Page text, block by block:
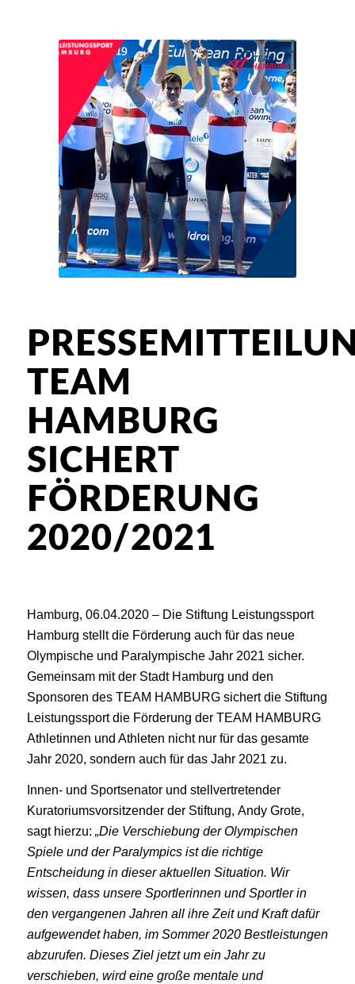
TEAM
HAMBURG
SICHERT
FÖRDERUNG
2020/2021
Hamburg, 06.04.2020 – Die Stiftung Leistungssport
Hamburg stellt die Förderung auch für das neue
Olympische und Paralympische Jahr 2021 sicher.
Gemeinsam mit der Stadt Hamburg und den
Sponsoren des TEAM HAMBURG sichert die Stiftung
Leistungssport die Förderung der TEAM HAMBURG
Athletinnen und Athleten nicht nur für das gesamte
Jahr 2020, sondern auch für das Jahr 2021 zu.
Innen- und Sportsenator und stellvertretender
Kuratoriumsvorsitzender der Stiftung, Andy Grote,
sagt hierzu: „Die Verschiebung der Olympischen
Spiele und der Paralympics ist die richtige
Entscheidung in dieser aktuellen Situation. Wir
wissen, dass unsere Sportlerinnen und Sportler in
den vergangenen Jahren all ihre Zeit und Kraft dafür
aufgewendet haben, im Sommer 2020 Bestleistungen
abzurufen. Dieses Ziel jetzt um ein Jahr zu
verschieben, wird eine große mentale und